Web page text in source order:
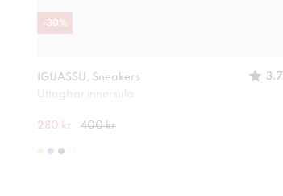
IGUASSU, Sneakers
3.7
Uttagbar innersula
280 kr 400 kr
-30%